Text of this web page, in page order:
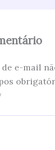
e-mail